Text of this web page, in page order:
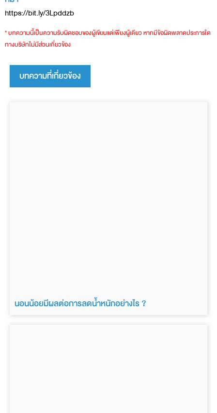
https://bit.ly/3Lpddzb
* บทความนี้เป็นความรับผิดชอบของผู้เขียนแต่เพียงผู้เดียว หากมีข้อผิดพลาดประการใด
ทางบริษัทไม่มีส่วนเกี่ยวข้อง
บทความที่เกี่ยวข้อง
นอนน้อยมีผลต่อการลดน้ำหนักอย่างไร ?